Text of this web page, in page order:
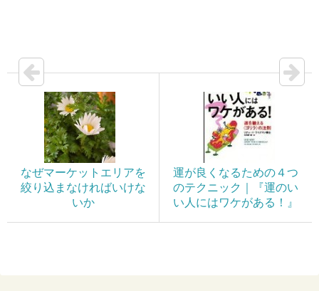
なぜマーケットエリアを
絞り込まなければいけな
いか
運が良くなるための４つ
のテクニック｜『運のい
い人にはワケがある！』